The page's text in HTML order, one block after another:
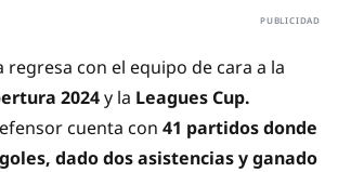
regresa con el equipo de cara a la
2024y la Leagues Cup.
cuenta con 41 partidos donde
dado dos asistencias y ganado